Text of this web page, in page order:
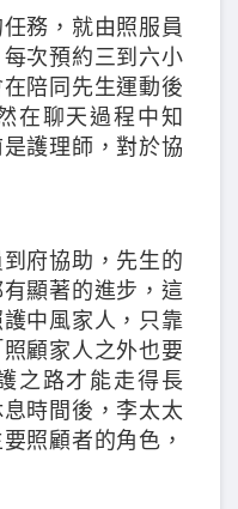
務，就由照服員
次預約三到六小
陪同先生運動後
在聊天過程中知
護理師，對於協
府協助，先生的
顯著的進步，這
中風家人，只靠
顧家人之外也要
之路才能走得長
時間後，李太太
照顧者的角色，